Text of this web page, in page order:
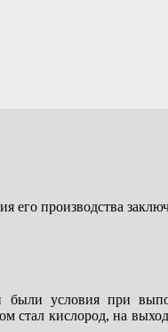
его производства
условия при
стал кислород, на